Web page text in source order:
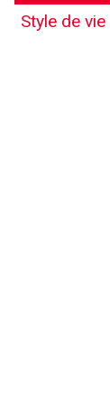
Style de vie